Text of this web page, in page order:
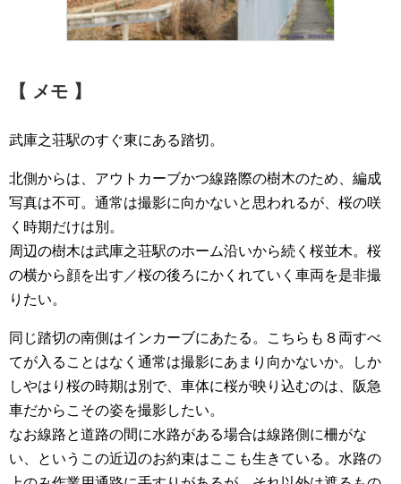
【 メモ 】
武庫之荘駅のすぐ東にある踏切。
北側からは、アウトカーブかつ線路際の樹木のため、編成
写真は不可。通常は撮影に向かないと思われるが、桜の咲
く時期だけは別。
周辺の樹木は武庫之荘駅のホーム沿いから続く桜並木。桜
の横から顔を出す／桜の後ろにかくれていく車両を是非撮
りたい。
同じ踏切の南側はインカーブにあたる。こちらも８両すべ
てが入ることはなく通常は撮影にあまり向かないか。しか
しやはり桜の時期は別で、車体に桜が映り込むのは、阪急
車だからこその姿を撮影したい。
なお線路と道路の間に水路がある場合は線路側に柵がな
い、というこの近辺のお約束はここも生きている。水路の